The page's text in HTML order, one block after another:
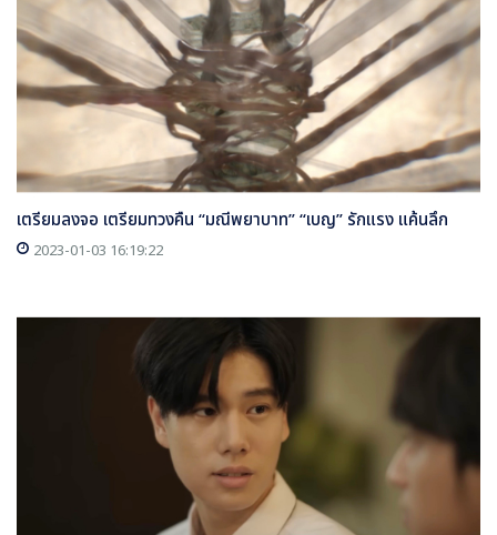
เตรียมลงจอ เตรียมทวงคืน “มณีพยาบาท” “เบญ” รักแรง แค้นลึก
2023-01-03 16:19:22